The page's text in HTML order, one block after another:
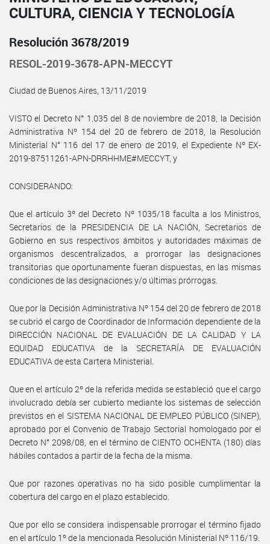
CULTURA, CIENCIA Y TECNOLOGÍA
Resolución 3678/2019
RESOL-2019-3678-APN-MECCYT
Ciudad de Buenos Aires, 13/11/2019
VISTO el Decreto N° 1.035 del 8 de noviembre de 2018, la Decisión
Administrativa Nº 154 del 20 de febrero de 2018, la Resolución
Ministerial N° 116 del 17 de enero de 2019, el Expediente Nº EX-
2019-87511261-APN-DRRHHME#MECCYT, y
CONSIDERANDO:
Que el artículo 3º del Decreto Nº 1035/18 faculta a los Ministros,
Secretarios de la PRESIDENCIA DE LA NACIÓN, Secretarios de
Gobierno en sus respectivos ámbitos y autoridades máximas de
organismos descentralizados, a prorrogar las designaciones
transitorias que oportunamente fueran dispuestas, en las mismas
condiciones de las designaciones y/o últimas prórrogas.
Que por la Decisión Administrativa Nº 154 del 20 de febrero de 2018
se cubrió el cargo de Coordinador de Información dependiente de la
DIRECCIÓN NACIONAL DE EVALUACIÓN DE LA CALIDAD Y LA
EQUIDAD EDUCATIVA de la SECRETARÍA DE EVALUACIÓN
EDUCATIVA de esta Cartera Ministerial.
Que en el artículo 2º de la referida medida se estableció que el cargo
involucrado debía ser cubierto mediante los sistemas de selección
previstos en el SISTEMA NACIONAL DE EMPLEO PÚBLICO (SINEP),
aprobado por el Convenio de Trabajo Sectorial homologado por el
Decreto N° 2098/08, en el término de CIENTO OCHENTA (180) días
hábiles contados a partir de la fecha de la misma.
Que por razones operativas no ha sido posible cumplimentar la
cobertura del cargo en el plazo establecido.
Que por ello se considera indispensable prorrogar el término fijado
en el artículo 1º de la mencionada Resolución Ministerial Nº 116/19.